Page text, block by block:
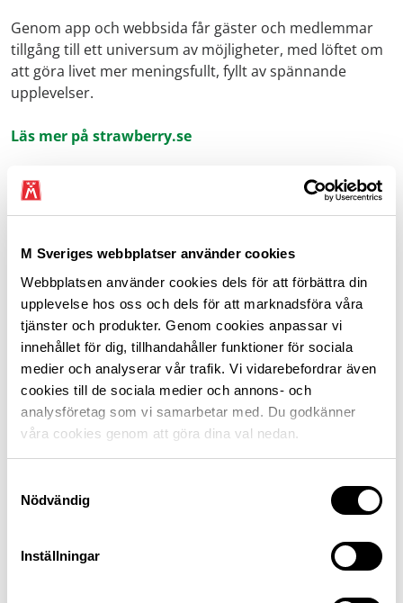
M Sveriges webbplatser använder cookies
Webbplatsen använder cookies dels för att förbättra din
upplevelse hos oss och dels för att marknadsföra våra
tjänster och produkter. Genom cookies anpassar vi
innehållet för dig, tillhandahåller funktioner för sociala
medier och analyserar vår trafik. Vi vidarebefordrar även
cookies till de sociala medier och annons- och
analysföretag som vi samarbetar med. Du godkänner
våra cookies genom att göra dina val nedan.
Nödvändig
Inställningar
Genom app och webbsida får gäster och medlemmar
tillgång till ett universum av möjligheter, med löftet om
att göra livet mer meningsfullt, fyllt av spännande
upplevelser.
Läs mer på strawberry.se
Erbjudandet gäller:
lördag eller söndag.
Sommartid och under vissa skollov gäller rabatten
alla ankomstdagar.
Rabatten kan inte kombineras med andra rabatter
eller erbjudanden.
Så här får du medlemsrabatt
Bokningslänk hittar du här när du loggat in